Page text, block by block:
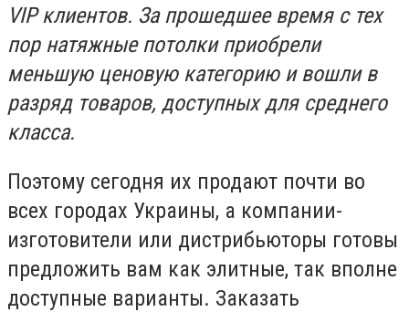
VIP клиентов. За прошедшее время с тех
пор натяжные потолки приобрели
меньшую ценовую категорию и вошли в
разряд товаров, доступных для среднего
класса.
Поэтому сегодня их продают почти во
всех городах Украины, а компании-
изготовители или дистрибьюторы готовы
предложить вам как элитные, так вполне
доступные варианты. Заказать